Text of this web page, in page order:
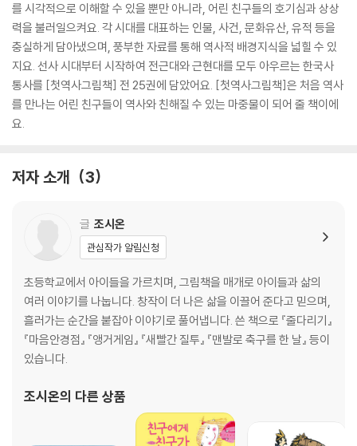
를 시각적으로 이해할 수 있을 뿐만 아니라, 어린 친구들의 호기심과 상상
력을 불러일으켜요. 각 시대를 대표하는 인물, 사건, 문화유산, 유적 등을
충실하게 담아냈으며, 풍부한 자료를 통해 역사적 배경지식을 넓힐 수 있
지요. 선사 시대부터 시작하여 전근대와 근현대를 모두 아우르는 한국사
통사를 [첫역사그림책] 전 25권에 담았어요. [첫역사그림책]은 처음 역사
를 만나는 어린 친구들이 역사와 친해질 수 있는 마중물이 되어 줄 책이에
요.
저자 소개 3
글 조시온
관심작가 알림신청
초등학교에서 아이들을 가르치며, 그림책을 매개로 아이들과 삶의
여러 이야기를 나눕니다. 창작이 더 나은 삶을 이끌어 준다고 믿으며,
흘러가는 순간을 붙잡아 이야기로 풀어냅니다. 쓴 책으로 『줄다리기』
『마음안경점』 『앵거게임』 『새빨간 질투』 『맨발로 축구를 한 날』 등이
있습니다.
조시온의 다른 상품